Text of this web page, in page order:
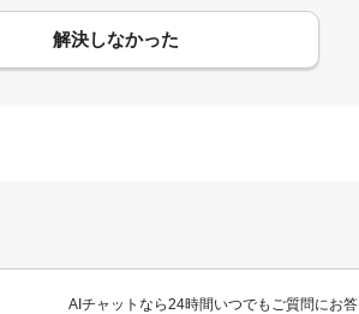
解決しなかった
AIチャットなら24時間いつでもご質問にお答